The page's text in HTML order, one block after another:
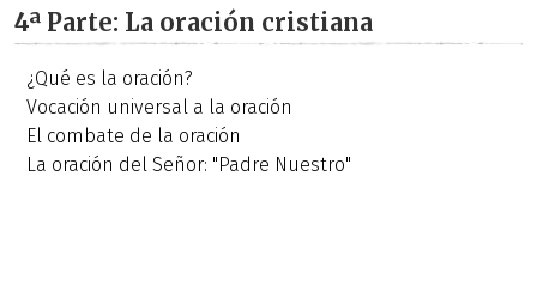
4ª Parte: La oración cristiana
¿Qué es la oración?
Vocación universal a la oración
El combate de la oración
La oración del Señor: "Padre Nuestro"